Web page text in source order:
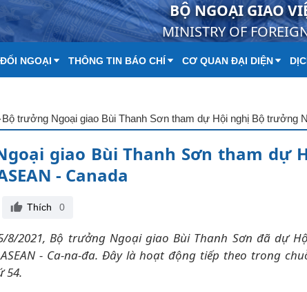
BỘ NGOẠI GIAO
MINISTRY OF
NGOẠI THÔNG TIN BÁO CHÍ CƠ QUAN ĐẠI DIỆN
Bộ trưởng Ngoại giao Bùi Thanh Sơn tham dự Hội nghị Bộ trưởng
giao Bùi Thanh Sơn tham dự
- Canada
Thích 0
8/2021, Bộ trưởng Ngoại giao Bùi Thanh Sơn đã dự
- Ca-na-đa. Đây là hoạt động tiếp theo trong
54.